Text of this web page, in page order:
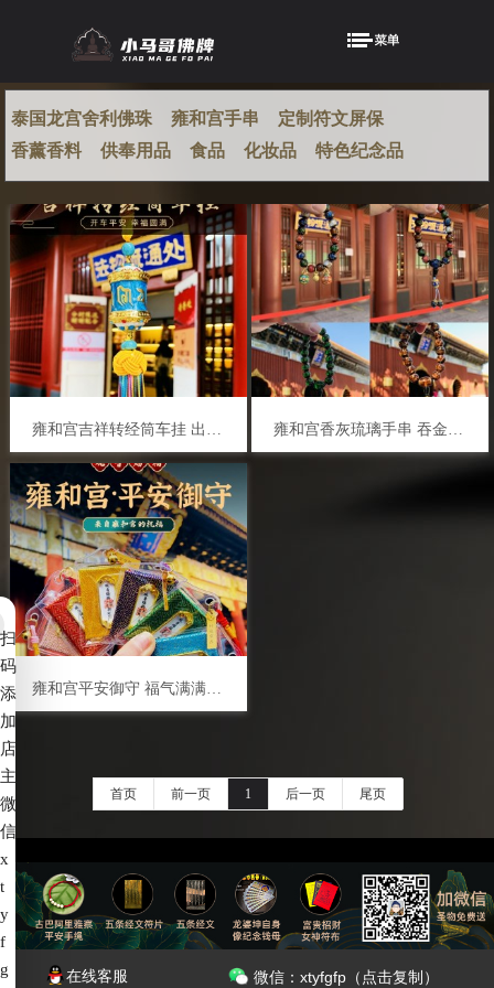
泰国龙宫舍利佛珠 雍和宫手串
定制符文屏保
香薰香料
供奉用品 食品 化妆品 特色纪念品
雍和宫吉祥转经筒车挂 出入平安 幸福圆满 雍和宫香灰琉璃手串 吞金兽 秦霄贤同款 任嘉伦同款 祈福平安财运加持
雍和宫平安御守 福气满满 好运满满 来自皇家寺庙的祝福
首页 前一页 1 后一页 尾页
备案号：赣ICP备2022006539号-4
7*24小时服务热线：
扫
码
添
加
店
主
微
信
x
t
y
f
g
在线客服 微信：xtyfgfp（点击复制）